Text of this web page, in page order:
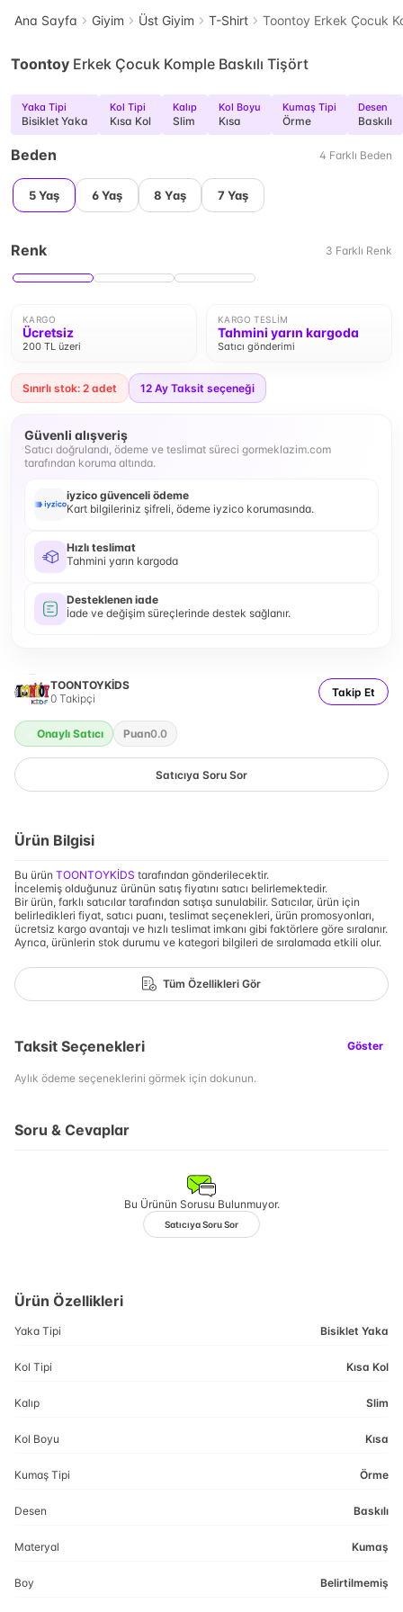
Ana Sayfa Giyim Üst Giyim T-Shirt Toontoy Erkek Çocuk
Toontoy Erkek Çocuk Komple Baskılı Tişört
Yaka Tipi
Bisiklet Yaka
Kol Tipi
Kısa Kol
Kalıp
Slim
Kol Boyu
Kısa
Kumaş Tipi
Örme
Desen
Baskılı
Beden 4 Farklı Beden
5 Yaş 6 Yaş 8 Yaş 7 Yaş
Renk 3 Farklı Renk
KARGO
Ücretsiz
200 TL üzeri
KARGO TESLIM
Tahmini yarın kargoda
Satıcı gönderimi
Sınırlı stok: 2 adet 12 Ay Taksit seçeneği
Güvenli alışveriş
Satıcı doğrulandı, ödeme ve teslimat süreci gormeklazim.com
tarafından koruma altında.
iyzico güvenceli ödeme
Kart bilgileriniz şifreli, ödeme iyzico korumasında.
Hızlı teslimat
Tahmini yarın kargoda
Desteklenen iade
İade ve değişim süreçlerinde destek sağlanır.
TOONTOYKİDS
0 Takipçi Takip Et
Onaylı Satıcı Puan0.0
Satıcıya Soru Sor
Ürün Bilgisi
Bu ürün TOONTOYKİDS tarafından gönderilecektir.
İncelemiş olduğunuz ürünün satış fiyatını satıcı belirlemektedir.
Bir ürün, farklı satıcılar tarafından satışa sunulabilir. Satıcılar, ürün için
belirledikleri fiyat, satıcı puanı, teslimat seçenekleri, ürün promosyonları,
ücretsiz kargo avantajı ve hızlı teslimat imkanı gibi faktörlere göre sıralanır.
Ayrıca, ürünlerin stok durumu ve kategori bilgileri de sıralamada etkili olur.
Tüm Özellikleri Gör
Taksit Seçenekleri Göster
Aylık ödeme seçeneklerini görmek için dokunun.
Soru & Cevaplar
Bu Ürünün Sorusu Bulunmuyor.
Satıcıya Soru Sor
Ürün Özellikleri
Yaka Tipi Bisiklet Yaka
Kol Tipi Kısa Kol
Kalıp Slim
Kol Boyu Kısa
Kumaş Tipi Örme
Desen Baskılı
Materyal Kumaş
Boy Belirtilmemiş